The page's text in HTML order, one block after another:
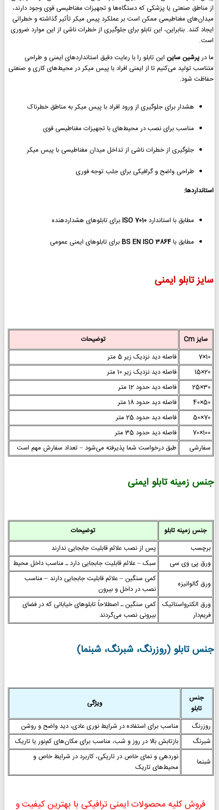
از مناطق صنعتی یا پزشکی که دستگاه‌ها و تجهیزات مغناطیسی قوی وجود دارند،
میدان‌های مغناطیسی ممکن است بر عملکرد پیس میکر تأثیر گذاشته و خطراتی
ایجاد کنند. بنابراین، این تابلو برای جلوگیری از خطرات ناشی از این موارد ضروری
است.
ما درپرشین ساین این تابلو را با رعایت دقیق استانداردهای ایمنی و طراحی
متناسب تولید می‌کنیم تا از ایمنی افراد با پیس میکر در محیط‌های کاری و صنعتی
حفاظت شود.
هشدار برای جلوگیری از ورود افراد با پیس میکر به مناطق خطرناک
مناسب برای نصب در محیط‌های با تجهیزات مغناطیسی قوی
جلوگیری از خطرات ناشی از تداخل میدان مغناطیسی با پیس میکر
طراحی واضح و گرافیکی برای جلب توجه فوری
استانداردها:
مطابق با استانداردISO 7010برای تابلوهای هشداردهنده
مطابق باBS EN ISO 3864برای تابلوهای ایمنی عمومی
سایز تابلو ایمنی
سایز Cm
توضیحات
10×7
فاصله دید نزدیک زیر 5 متر
20×15
فاصله دید نزدیک زیر 10 متر
30×25
فاصله دید حدود 12 متر
50×40
فاصله دید حدود 18 متر
70×50
فاصله دید حدود 25 متر
100×70
فاصله دید حدود 35 متر
سفارشی
طبق درخواست شما پذیرفته می‌شود – تعداد سفارش مهم است
جنس زمینه تابلو ایمنی
جنس زمینه تابلو
توضیحات
برچسب
پس از نصب علائم قابلیت جابجایی ندارند
ورق پی وی سی
سبک – علائم قابلیت جابجایی دارد ـ مناسب داخل محیط
ورق گالوانیزه
کمی سنگین – علائم قابلیت جابجایی دارند – مناسب
نصب در داخل و بیرون
ورق الکترواستاتیک
فریم‌دار
کمی سنگین ـ اصطلاحاً تابلوهای خیابانی که در فضای
بیرونی نصب می‌گردند
جنس تابلو (روزرنگ، شبرنگ، شبنما)
جنس
تابلو
ویژگی
روزرنگ
مناسب برای استفاده در شرایط نوری عادی، دید واضح و روشن
شبرنگ
بازتابش بالا در روز و شب، مناسب برای مکان‌های کم‌نور یا تاریک
شبنما
نوردهی و نمای خاص در تاریکی، کاربرد در شرایط خاص و
محیط‌های تاریک
فروش کلیه محصولات ایمنی ترافیکی با بهترین کیفیت و